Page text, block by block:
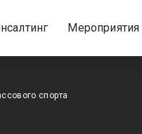
Мероприятия
спорта